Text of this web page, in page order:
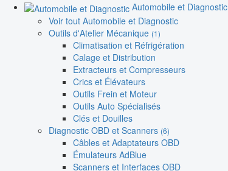
Automobile et Diagnostic
Voir tout Automobile et Diagnostic
Outils d'Atelier Mécanique (1)
Climatisation et Réfrigération
Calage et Distribution
Extracteurs et Compresseurs
Crics et Élévateurs
Outils Frein et Moteur
Outils Auto Spécialisés
Clés et Douilles
Diagnostic OBD et Scanners (6)
Câbles et Adaptateurs OBD
Émulateurs AdBlue
Scanners et Interfaces OBD